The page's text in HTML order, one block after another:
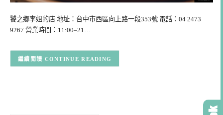
饕之鄉李姐的店 地址：台中市西區向上路一段353號 電話：04 2473
9267 營業時間：11:00–21…
CONTINUE READING